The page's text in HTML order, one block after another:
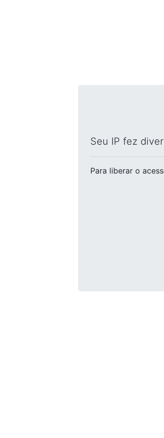
Seu IP fez
Para liberar o